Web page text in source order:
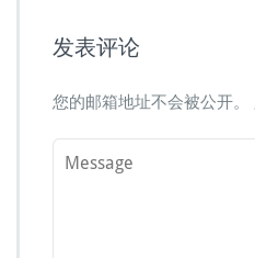
发表评论
您的邮箱地址不会被公开。